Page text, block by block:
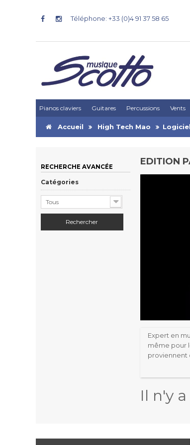
Téléphone: +33 (0)4 91 37 58 65
Pianos claviers Guitares Percussions Vents
Accueil High Tech Mao
RECHERCHE AVANCÉE
Catégories
Tous
EDITION
Expert en
même pour
proviennent
Il n'y